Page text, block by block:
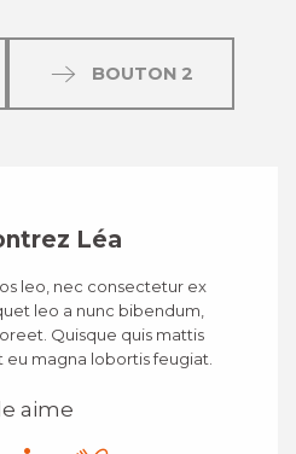
BOUTON 2
Léa
leo, nec consectetur ex
leo a nunc bibendum,
Quisque quis mattis
eu magna lobortis feugiat.
aime